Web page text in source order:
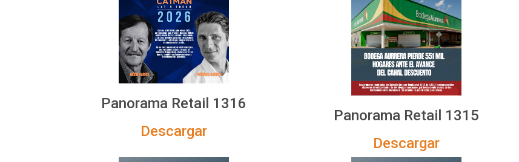
Panorama Retail 1316
Descargar
Panorama Retail 1315
Descargar